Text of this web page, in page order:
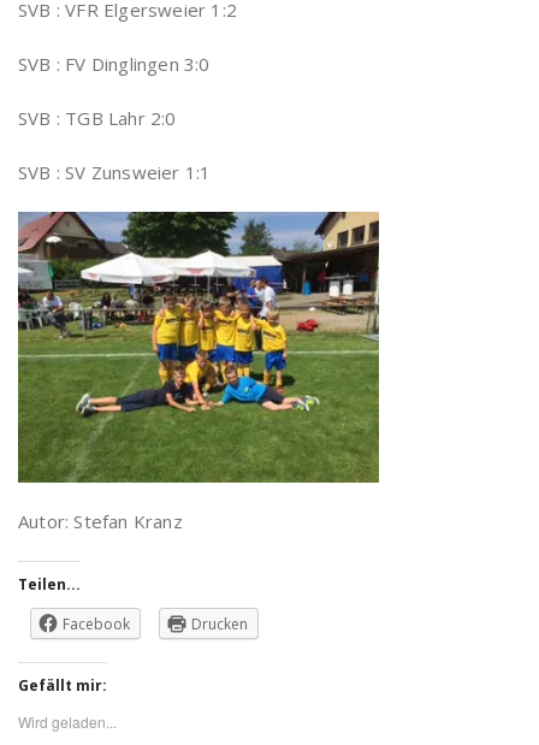
SVB : VFR Elgersweier 1:2
SVB : FV Dinglingen 3:0
SVB : TGB Lahr 2:0
SVB : SV Zunsweier 1:1
Autor: Stefan Kranz
Teilen...
Facebook
Drucken
Gefällt mir:
Wird geladen...